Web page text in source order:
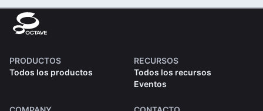
PRODUCTOS
Todos los productos
RECURSOS
Todos los recursos
Eventos